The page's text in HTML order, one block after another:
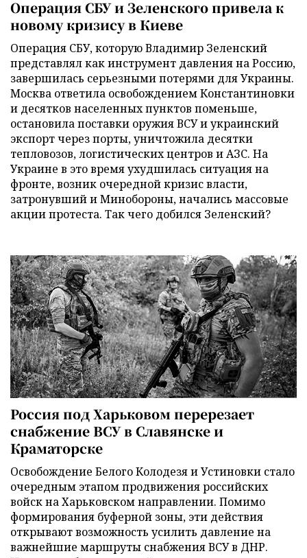
Операция СБУ и Зеленского привела к
новому кризису в Киеве
Операция СБУ, которую Владимир Зеленский
представлял как инструмент давления на Россию,
завершилась серьезными потерями для Украины.
Москва ответила освобождением Константиновки
и десятков населенных пунктов поменьше,
остановила поставки оружия ВСУ и украинский
экспорт через порты, уничтожила десятки
тепловозов, логистических центров и АЗС. На
Украине в это время ухудшилась ситуация на
фронте, возник очередной кризис власти,
затронувший и Минобороны, начались массовые
акции протеста. Так чего добился Зеленский?
Россия под Харьковом перерезает
снабжение ВСУ в Славянске и
Краматорске
Освобождение Белого Колодезя и Устиновки стало
очередным этапом продвижения российских
войск на Харьковском направлении. Помимо
формирования буферной зоны, эти действия
открывают возможность усилить давление на
важнейшие маршруты снабжения ВСУ в ДНР.